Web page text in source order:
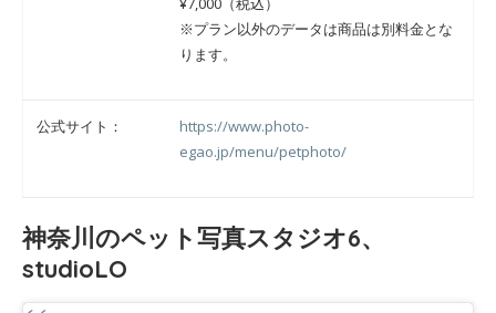
※プラン以外のデータは商品は別料金とな
ります。
公式サイト：
https://www.photo-
egao.jp/menu/petphoto/
神奈川のペット写真スタジオ6、
studioLO